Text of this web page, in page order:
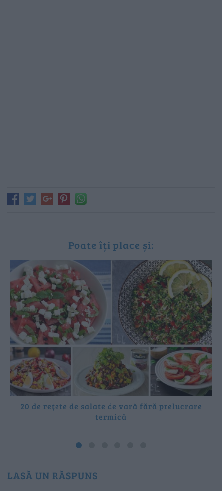
Poate îți place și:
20 de rețete de salate de vară fără prelucrare
termică
LASĂ UN RĂSPUNS